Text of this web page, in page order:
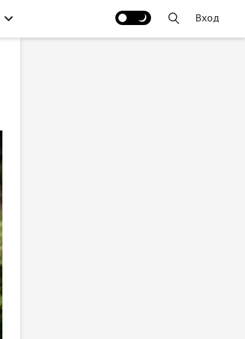
Вход